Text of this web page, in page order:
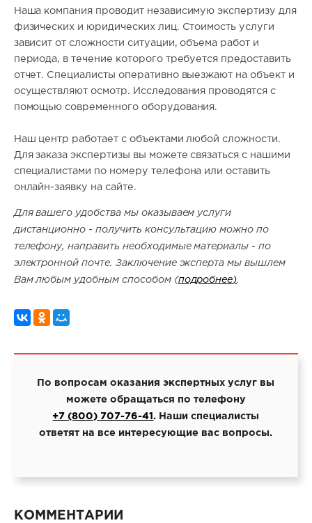
Наша компания проводит независимую экспертизу для
физических и юридических лиц. Стоимость услуги
зависит от сложности ситуации, объема работ и
периода, в течение которого требуется предоставить
отчет. Специалисты оперативно выезжают на объект и
осуществляют осмотр. Исследования проводятся с
помощью современного оборудования.
Наш центр работает с объектами любой сложности.
Для заказа экспертизы вы можете связаться с нашими
специалистами по номеру телефона или оставить
онлайн-заявку на сайте.
Для вашего удобства мы оказываем услуги
дистанционно - получить консультацию можно по
телефону, направить необходимые материалы - по
электронной почте. Заключение эксперта мы вышлем
Вам любым удобным способом (подробнее).
По вопросам оказания экспертных услуг вы
можете обращаться по телефону
+7 (800) 707-76-41. Наши специалисты
ответят на все интересующие вас вопросы.
КОММЕНТАРИИ